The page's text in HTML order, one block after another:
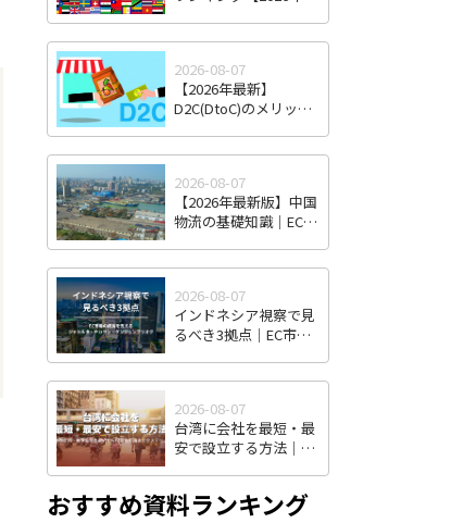
2026-08-07
【2026年最新】
D2C(DtoC)のメリット
ポイント
2026-08-07
【2026年最新版】中国
物流の基礎知識｜EC・
2026-08-07
インドネシア視察で見
るべき3拠点｜EC市場
2026-08-07
台湾に会社を最短・最
安で設立する方法｜株
まで全ステップ解説
おすすめ資料ランキング